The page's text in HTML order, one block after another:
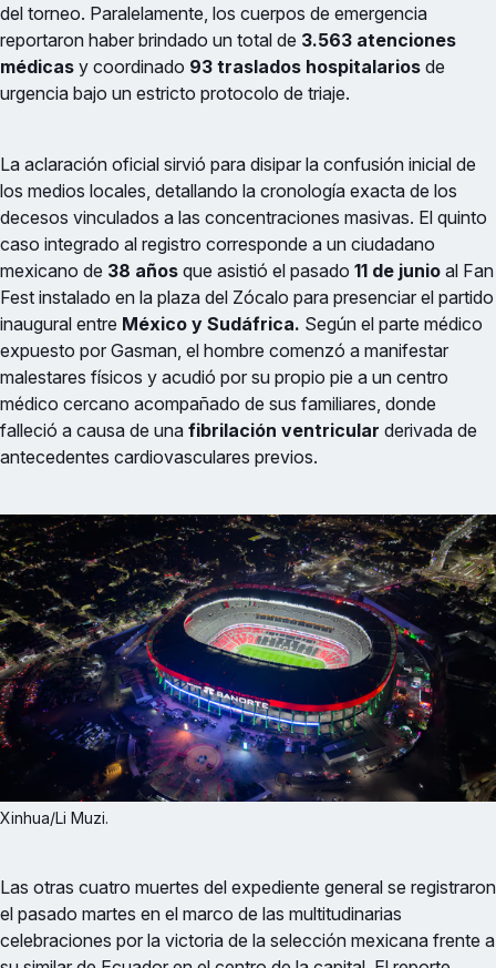
del torneo. Paralelamente, los cuerpos de emergencia
reportaron haber brindado un total de 3.563 atenciones
médicas y coordinado 93 traslados hospitalarios de
urgencia bajo un estricto protocolo de triaje.
La aclaración oficial sirvió para disipar la confusión inicial de
los medios locales, detallando la cronología exacta de los
decesos vinculados a las concentraciones masivas. El quinto
caso integrado al registro corresponde a un ciudadano
mexicano de 38 años que asistió el pasado 11 de junio al Fan
Fest instalado en la plaza del Zócalo para presenciar el partido
inaugural entre México y Sudáfrica. Según el parte médico
expuesto por Gasman, el hombre comenzó a manifestar
malestares físicos y acudió por su propio pie a un centro
médico cercano acompañado de sus familiares, donde
falleció a causa de una fibrilación ventricular derivada de
antecedentes cardiovasculares previos.
Xinhua/Li Muzi.
Las otras cuatro muertes del expediente general se registraron
el pasado martes en el marco de las multitudinarias
celebraciones por la victoria de la selección mexicana frente a